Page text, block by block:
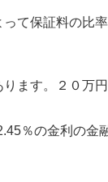
て保証料の比
ます。２０万
％の金利の金